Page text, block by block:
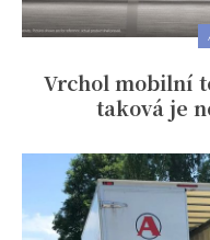
Vrchol mobilní
taková je